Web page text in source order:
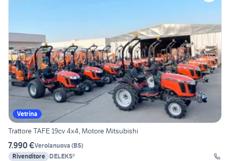
Vetrina
Trattore TAFE 19cv 4x4, Motore Mitsubishi
7.990 €Verolanuova (BS)
Rivenditore DELEKS®